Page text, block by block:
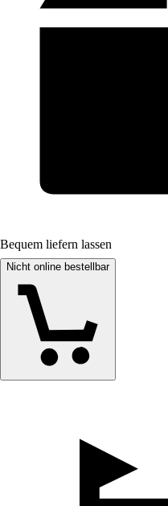
Bequem liefern lassen
Nicht online bestellbar